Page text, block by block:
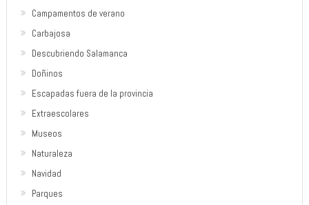
Campamentos de verano
Carbajosa
Descubriendo Salamanca
Doñinos
Escapadas fuera de la provincia
Extraescolares
Museos
Naturaleza
Navidad
Parques